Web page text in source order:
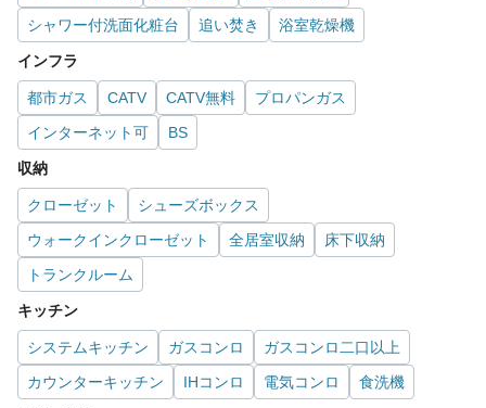
シャワー付洗面化粧台
追い焚き 浴室乾燥機
インフラ
都市ガス CATV CATV無料
プロパンガス
インターネット可
BS
収納
クローゼット
シューズボックス
ウォークインクローゼット
全居室収納
床下収納
トランクルーム
キッチン
システムキッチン ガスコンロ
ガスコンロ二口以上
カウンターキッチン
IHコンロ 電気コンロ 食洗機